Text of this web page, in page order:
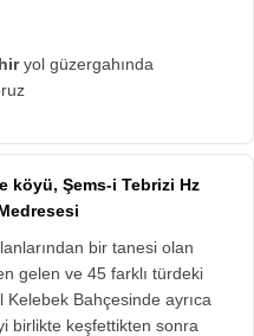
yol güzergahında
köyü, Şems-i Tebrizi Hz
bir tanesi olan
gelen ve 45 farklı türdeki
Bahçesinde ayrıca
birlikte keşfettikten sonra